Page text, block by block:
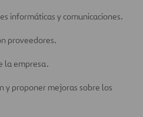
informáticas y comunicaciones.
proveedores.
la empresa.
y proponer mejoras sobre los